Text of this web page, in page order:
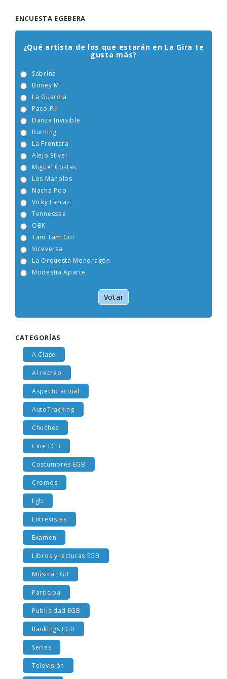
¿Qué artista de los que estarán en La Gira te
gusta más?
Boney M
Burning
Alejo Stivel
Miguel Costas
Nacha Pop
Vicky Larraz
La Orquesta Mondragón
Modestia Aparte
Votar
A Clase
Al recreo
Aspecto actual
AutoTracking
Chuches
Cine EGB
Costumbres EGB
Cromos
Egb
Entrevistas
Examen
Libros y lecturas EGB
Música EGB
Participa
Publicidad EGB
Rankings EGB
Series
Televisión